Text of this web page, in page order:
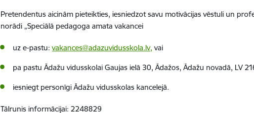
Pretendentus aicinām pieteikties, iesniedzot savu motivācijas vēstuli un
norādi „Speciālā pedagoga amata vakancei
uz e-pastu:vakances@adazuvidusskola.lv, vai
pa pastu Ādažu vidusskolai Gaujas ielā 30, Ādažos, Ādažu novadā, LV
iesniegt personīgi Ādažu vidusskolas kancelejā.
Tālrunis informācijai: 2248829